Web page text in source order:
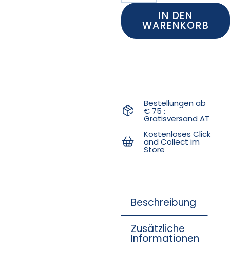
IN DEN
WARENKORB
Bestellungen ab
€ 75 :
Gratisversand AT
Kostenloses Click
and Collect im
Store
Beschreibung
Zusätzliche
Informationen